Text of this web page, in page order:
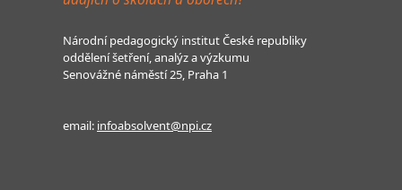
Národní pedagogický institut České republiky
oddělení šetření, analýz a výzkumu
Senovážné náměstí 25, Praha 1
email: infoabsolvent@npi.cz